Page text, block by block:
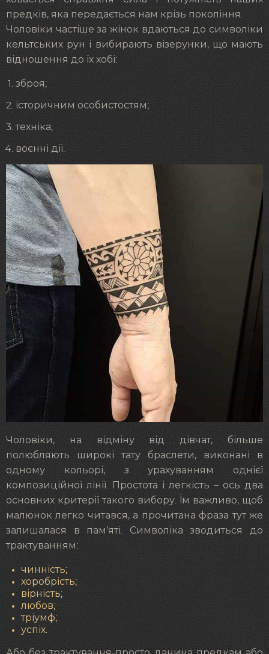
предків, яка передається нам крізь покоління.
Чоловіки частіше за жінок вдаються до символіки
кельтських рун і вибирають візерунки, що мають
відношення до їх хобі:
зброя;
історичним особистостям;
техніка;
воєнні дії.
Чоловіки, на відміну від дівчат, більше
полюбляють широкі тату браслети, виконані в
одному кольорі, з урахуванням однієї
композиційної лінії. Простота і легкість – ось два
основних критерії такого вибору. Їм важливо, щоб
малюнок легко читався, а прочитана фраза тут же
залишалася в пам’яті. Символіка зводиться до
трактуванням:
чинність;
хоробрість;
вірність;
любов;
тріумф;
успіх.